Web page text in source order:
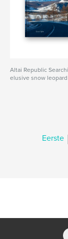
Altai Republic
elusive snow leopard
Eerste